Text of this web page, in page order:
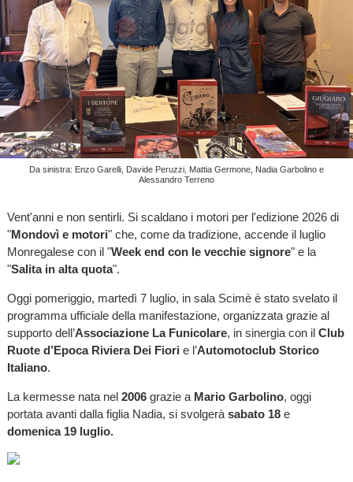
Da sinistra: Enzo Garelli, Davide Peruzzi, Mattia Germone, Nadia Garbolino e
Alessandro Terreno
Vent'anni e non sentirli. Si scaldano i motori per l'edizione 2026 di
"Mondovì e motori" che, come da tradizione, accende il luglio
Monregalese con il "Week end con le vecchie signore" e la
"Salita in alta quota".
Oggi pomeriggio, martedì 7 luglio, in sala Scimè è stato svelato il
programma ufficiale della manifestazione, organizzata grazie al
supporto dell’Associazione La Funicolare, in sinergia con il Club
Ruote d’Epoca Riviera Dei Fiori e l’Automotoclub Storico
Italiano.
La kermesse nata nel 2006 grazie a Mario Garbolino, oggi
portata avanti dalla figlia Nadia, si svolgerà sabato 18e
domenica 19 luglio.